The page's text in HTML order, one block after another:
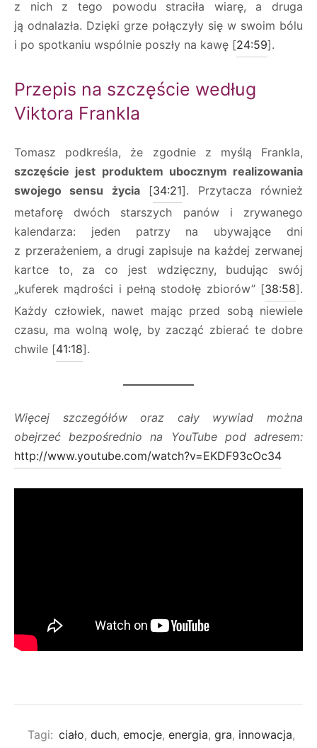
z nich z tego powodu straciła wiarę, a druga
ją odnalazła. Dzięki grze połączyły się w swoim bólu
i po spotkaniu wspólnie poszły na kawę [24:59].
Przepis na szczęście według
Viktora Frankla
Tomasz podkreśla, że zgodnie z myślą Frankla,
szczęście jest produktem ubocznym realizowania
swojego sensu życia[34:21]. Przytacza również
metaforę dwóch starszych panów i zrywanego
kalendarza: jeden patrzy na ubywające dni
z przerażeniem, a drugi zapisuje na każdej zerwanej
kartce to, za co jest wdzięczny, budując swój
„kuferek mądrości i pełną stodołę zbiorów” [38:58].
Każdy człowiek, nawet mając przed sobą niewiele
czasu, ma wolną wolę, by zacząć zbierać te dobre
chwile [41:18].
Więcej szczegółów oraz cały wywiad można
obejrzeć bezpośrednio na YouTube pod adresem:
http://www.youtube.com/watch?v=EKDF93cOc34
Tagi: ciało, duch, emocje, energia, gra, innowacja,